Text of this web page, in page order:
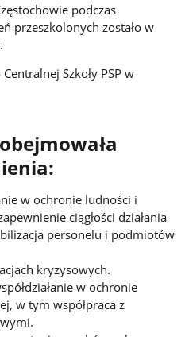
podczas
przeszkolonych zostało w
Szkoły PSP w
w ochronie ludności i
ciągłości działania
personelu i podmiotów
kryzysowych.
w ochronie
w tym współpraca z